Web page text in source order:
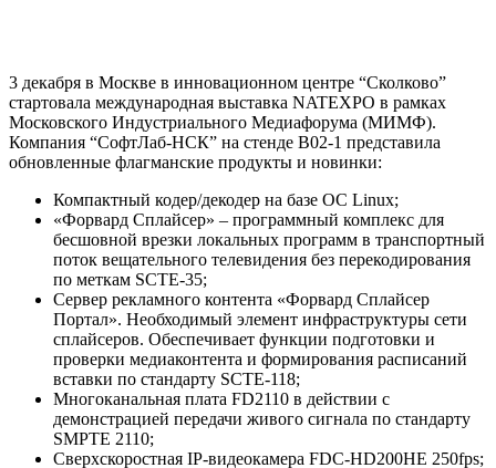
3 декабря в Москве в инновационном центре “Сколково”
стартовала международная выставка NATEXPO в рамках
Московского Индустриального Медиафорума (МИМФ).
Компания “СофтЛаб-НСК” на стенде B02-1 представила
обновленные флагманские продукты и новинки:
Компактный кодер/декодер на базе ОС Linux;
«Форвард Сплайсер» – программный комплекс для
бесшовной врезки локальных программ в транспортный
поток вещательного телевидения без перекодирования
по меткам SCTE-35;
Сервер рекламного контента «Форвард Сплайсер
Портал». Необходимый элемент инфраструктуры сети
сплайсеров. Обеспечивает функции подготовки и
проверки медиаконтента и формирования расписаний
вставки по стандарту SCTE-118;
Многоканальная плата FD2110 в действии с
демонстрацией передачи живого сигнала по стандарту
SMPTE 2110;
Сверхскоростная IP-видеокамера FDC-HD200HE 250fps;